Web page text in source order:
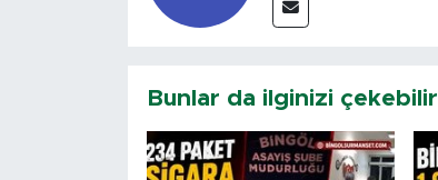
Bunlar da ilginizi çekebilir